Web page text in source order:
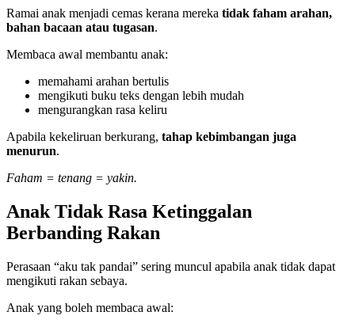
Ramai anak menjadi cemas kerana mereka tidak faham arahan,
bahan bacaan atau tugasan.
Membaca awal membantu anak:
memahami arahan bertulis
mengikuti buku teks dengan lebih mudah
mengurangkan rasa keliru
Apabila kekeliruan berkurang, tahap kebimbangan juga
menurun.
Faham = tenang = yakin.
Anak Tidak Rasa Ketinggalan
Berbanding Rakan
Perasaan “aku tak pandai” sering muncul apabila anak tidak dapat
mengikuti rakan sebaya.
Anak yang boleh membaca awal: